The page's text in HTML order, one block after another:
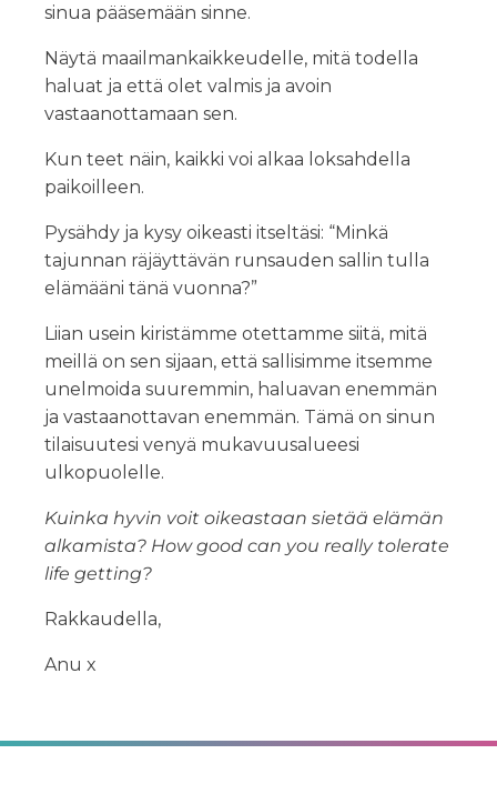
sinua pääsemään sinne.
Näytä maailmankaikkeudelle, mitä todella
haluat ja että olet valmis ja avoin
vastaanottamaan sen.
Kun teet näin, kaikki voi alkaa loksahdella
paikoilleen.
Pysähdy ja kysy oikeasti itseltäsi: “Minkä
tajunnan räjäyttävän runsauden sallin tulla
elämääni tänä vuonna?”
Liian usein kiristämme otettamme siitä, mitä
meillä on sen sijaan, että sallisimme itsemme
unelmoida suuremmin, haluavan enemmän
ja vastaanottavan enemmän. Tämä on sinun
tilaisuutesi venyä mukavuusalueesi
ulkopuolelle.
Kuinka hyvin voit oikeastaan sietää elämän
alkamista? How good can you really tolerate
life getting?
Rakkaudella,
Anu x